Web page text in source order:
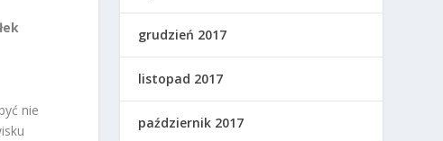
nie
grudzień 2017
listopad 2017
październik 2017